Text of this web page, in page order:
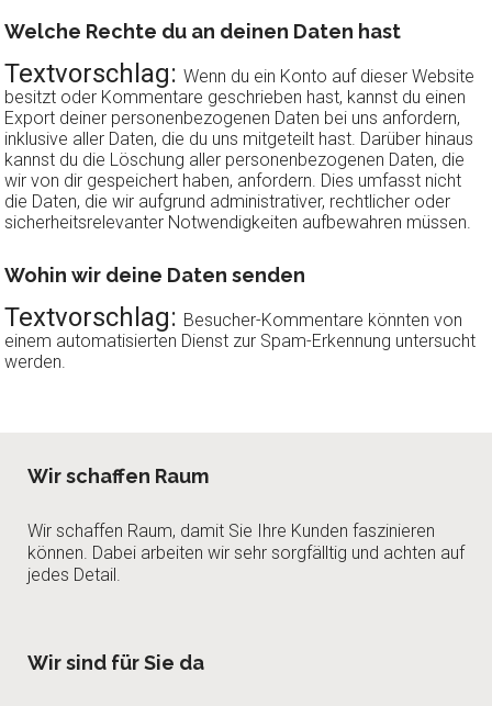
Welche Rechte du an deinen Daten hast
Textvorschlag:Wenn du ein Konto auf dieser Website
besitzt oder Kommentare geschrieben hast, kannst du einen
Export deiner personenbezogenen Daten bei uns anfordern,
inklusive aller Daten, die du uns mitgeteilt hast. Darüber hinaus
kannst du die Löschung aller personenbezogenen Daten, die
wir von dir gespeichert haben, anfordern. Dies umfasst nicht
die Daten, die wir aufgrund administrativer, rechtlicher oder
sicherheitsrelevanter Notwendigkeiten aufbewahren müssen.
Wohin wir deine Daten senden
Textvorschlag: Besucher-Kommentare könnten von
einem automatisierten Dienst zur Spam-Erkennung untersucht
werden.
Wir schaffen Raum
Wir schaffen Raum, damit Sie Ihre Kunden faszinieren
können. Dabei arbeiten wir sehr sorgfälltig und achten auf
jedes Detail.
Wir sind für Sie da